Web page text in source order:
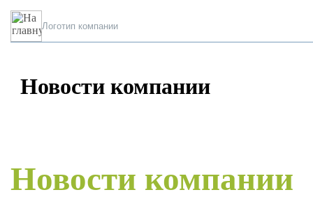
Логотип компании
Новости компании
Новости компании